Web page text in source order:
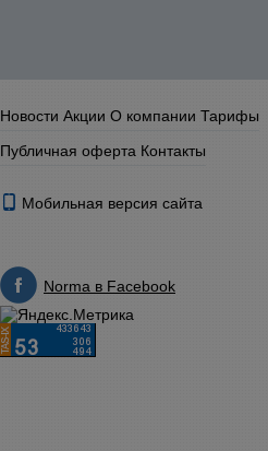
Новости Акции О компании Тарифы
Публичная оферта Контакты
Мобильная версия сайта
Norma в Facebook